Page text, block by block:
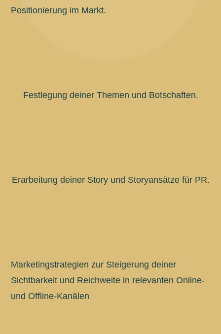
Positionierung im Markt.
Festlegung deiner Themen und Botschaften.
Erarbeitung deiner Story und Storyansätze für PR.
Marketingstrategien zur Steigerung deiner
Sichtbarkeit und Reichweite in relevanten Online-
und Offline-Kanälen